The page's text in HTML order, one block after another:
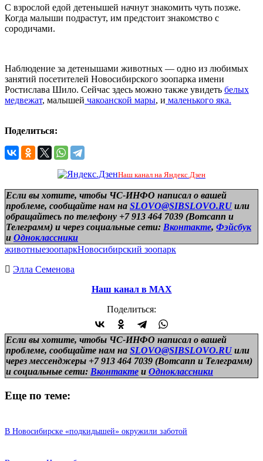
С взрослой едой детенышей начнут знакомить чуть позже.
Когда малыши подрастут, им предстоит знакомство с
сородичами.
Наблюдение за детенышами животных — одно из любимых
занятий посетителей Новосибирского зоопарка имени
Ростислава Шило. Сейчас здесь можно также увидеть белых
медвежат, малышей чакоанской мары, и маленького яка.
Поделиться:
Наш канал на Яндекс.Дзен
Если вы хотите, чтобы ЧС-ИНФО написал о вашей
проблеме, сообщайте нам на SLOVO@SIBSLOVO.RU или
обращайтесь по телефону +7 913 464 7039 (Вотсапп и
Телеграмм) и через социальные сети: Вконтакте, Фэйсбук
и Одноклассники
животныезоопаркНовосибирский зоопарк
Элла Семенова
Наш канал в МАХ
Поделиться:
Если вы хотите, чтобы ЧС-ИНФО написал о вашей
проблеме, сообщайте нам на SLOVO@SIBSLOVO.RU или
через мессенджеры +7 913 464 7039 (Вотсапп и Телеграмм)
и социальные сети: Вконтакте и Одноклассники
Еще по теме:
В Новосибирске «подкидышей» окружили заботой